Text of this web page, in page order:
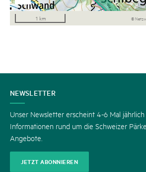
1 km ©
KONTAKT
NEWSLETTER
Unser Newsletter erscheint 4-6 Mal
Informationen rund um die Schweizer
Angebote.
JETZT ABONNIEREN